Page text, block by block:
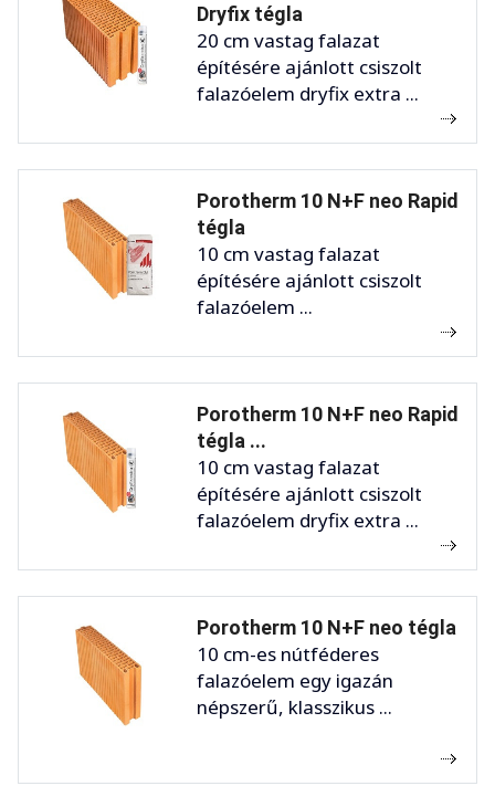
Dryfix tégla
20 cm vastag falazat
építésére ajánlott csiszolt
falazóelem dryfix extra ...
Porotherm 10 N+F neo Rapid
tégla
10 cm vastag falazat
építésére ajánlott csiszolt
falazóelem ...
Porotherm 10 N+F neo Rapid
tégla ...
10 cm vastag falazat
építésére ajánlott csiszolt
falazóelem dryfix extra ...
Porotherm 10 N+F neo tégla
10 cm-es nútféderes
falazóelem egy igazán
népszerű, klasszikus ...